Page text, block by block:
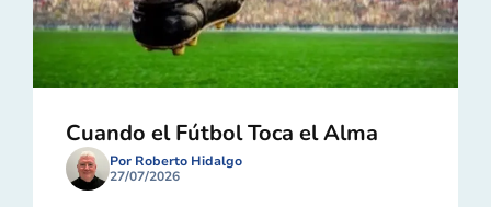
Cuando el Fútbol Toca el Alma
Por Roberto Hidalgo
27/07/2026